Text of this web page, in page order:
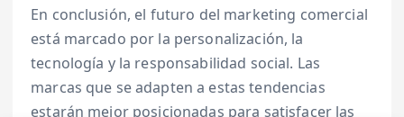
En conclusión, el futuro del marketing comercial
está marcado por la personalización, la
tecnología y la responsabilidad social. Las
marcas que se adapten a estas tendencias
estarán mejor posicionadas para satisfacer las